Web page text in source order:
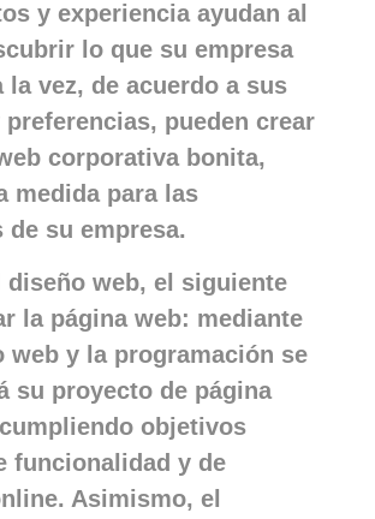
y experiencia ayudan al
lo que su empresa
la vez, de acuerdo a sus
pueden crear
corporativa bonita,
medida para las
de su empresa.
diseño web, el siguiente
la página web: mediante
web y la programación se
su proyecto de página
objetivos
funcionalidad y de
Asimismo, el